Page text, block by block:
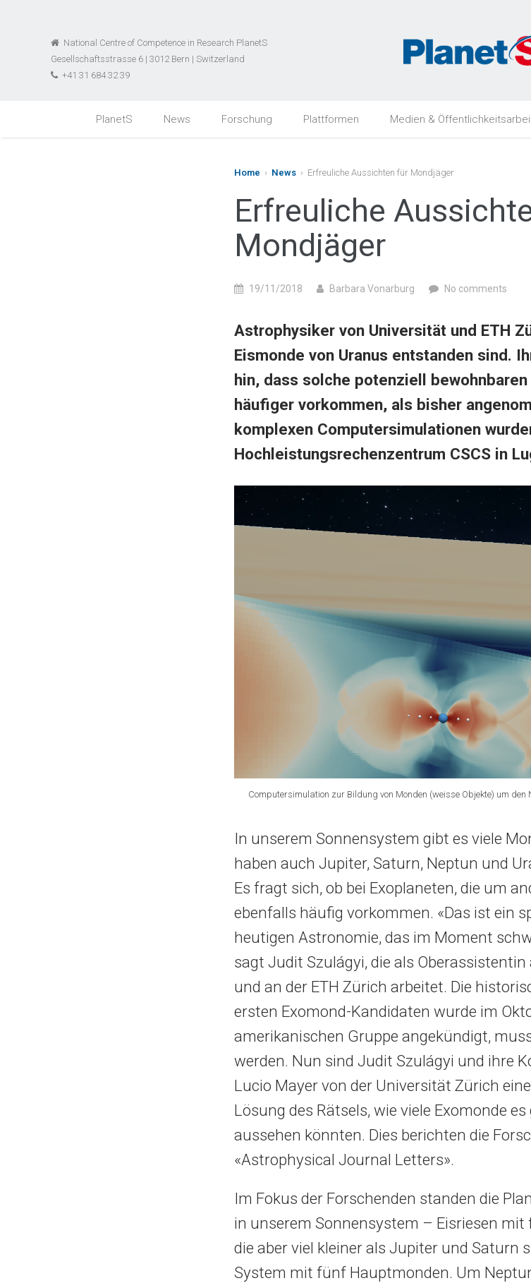
National Centre of Competence in Research PlanetS
Gesellschaftsstrasse 6 | 3012 Bern | Switzerland
+41 31 684 32 39
PlanetS News Forschung Plattformen Medien &
Home › News › Erfreuliche Aussichten für Mondjäger
Erfreuliche
Mondjäger
19/11/2018 Barbara Vonarburg No comments
Astrophysiker von Universität und ETH
Eismonde von Uranus entstanden sind.
hin, dass solche potenziell
häufiger vorkommen, als bisher
komplexen Computersimulationen
Hochleistungsrechenzentrum CSCS in
Computersimulation zur Bildung von Monden (weisse Objekte) um
In unserem Sonnensystem gibt es viele
haben auch Jupiter, Saturn, Neptun und
Es fragt sich, ob bei Exoplaneten, die um
ebenfalls häufig vorkommen. «Das ist ein
heutigen Astronomie, das im Moment
sagt Judit Szulágyi, die als
und an der ETH Zürich arbeitet. Die
ersten Exomond-Kandidaten wurde im
amerikanischen Gruppe angekündigt,
werden. Nun sind Judit Szulágyi und ihre
Lucio Mayer von der Universität Zürich
Lösung des Rätsels, wie viele Exomonde
aussehen könnten. Dies berichten die
«Astrophysical Journal Letters».
Im Fokus der Forschenden standen die
in unserem Sonnensystem – Eisriesen mit
die aber viel kleiner als Jupiter und Saturn
System mit fünf Hauptmonden. Um